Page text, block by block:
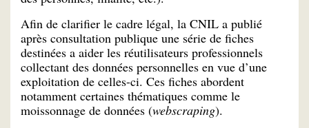
Afin de clarifier le cadre légal, la CNIL a publié
après consultation publique une série de fiches
destinées a aider les réutilisateurs professionnels
collectant des données personnelles en vue d’une
exploitation de celles-ci. Ces fiches abordent
notamment certaines thématiques comme le
moissonnage de données (webscraping).